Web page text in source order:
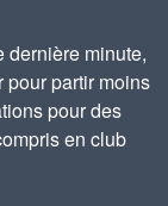
dernière minute,
pour partir moins
pour des
en club